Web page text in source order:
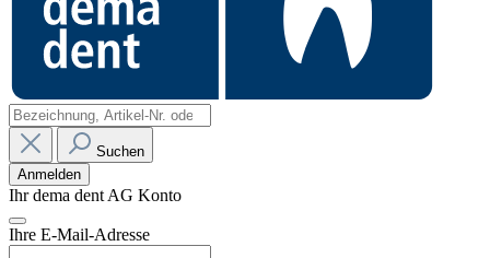
Suchen
Anmelden
Ihr dema dent AG Konto
Ihre E-Mail-Adresse